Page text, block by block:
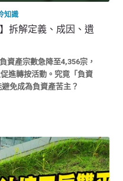
知識
拆解定義、成因、遺
資產宗數急降至4,356宗，
進轉按活動。究竟「負資
免成為負資產苦主？